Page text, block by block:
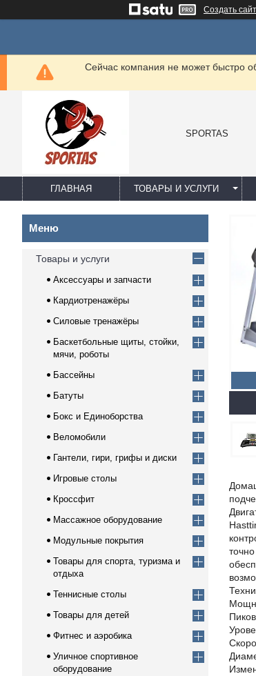
Создать сайт
Сейчас компания не может быстро
SPORTAS
ГЛАВНАЯ ТОВАРЫ И УСЛУГИ
Товары и услуги
Аксессуары и запчасти
Кардиотренажёры
Силовые тренажёры
Баскетбольные щиты, стойки,
мячи, роботы
Бассейны
Батуты
Бокс и Единоборства
Веломобили
Гантели, гири, грифы и диски
Игровые столы
Кроссфит
Массажное оборудование
Модульные покрытия
Товары для спорта, туризма и
отдыха
Теннисные столы
Товары для детей
Фитнес и аэробика
Уличное спортивное
оборудование